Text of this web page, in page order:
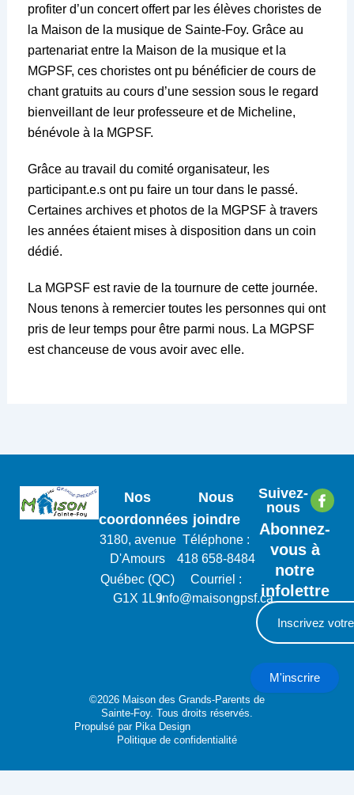
profiter d’un concert offert par les élèves choristes de
la Maison de la musique de Sainte-Foy. Grâce au
partenariat entre la Maison de la musique et la
MGPSF, ces choristes ont pu bénéficier de cours de
chant gratuits au cours d’une session sous le regard
bienveillant de leur professeure et de Micheline,
bénévole à la MGPSF.
Grâce au travail du comité organisateur, les
participant.e.s ont pu faire un tour dans le passé.
Certaines archives et photos de la MGPSF à travers
les années étaient mises à disposition dans un coin
dédié.
La MGPSF est ravie de la tournure de cette journée.
Nous tenons à remercier toutes les personnes qui ont
pris de leur temps pour être parmi nous. La MGPSF
est chanceuse de vous avoir avec elle.
Nos
coordonnées
3180, avenue
D'Amours
Québec (QC)
G1X 1L9
Nous
joindre
Téléphone :
418 658-8484
Courriel :
info@maisongpsf.ca
Suivez-
nous
Abonnez-
vous à
notre
infolettre
M'inscrire
©2026 Maison des Grands-Parents de
Sainte-Foy. Tous droits réservés.
Propulsé par Pika Design
Politique de confidentialité